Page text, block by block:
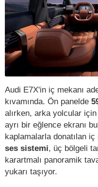
Audi E7X'in iç mekanı
kıvamında. Ön panelde
alırken, arka yolcular
ayrı bir eğlence ekranı
kaplamalarla donatılan iç
ses sistemi, üç bölgeli
karartmalı panoramik
yukarı taşıyor.